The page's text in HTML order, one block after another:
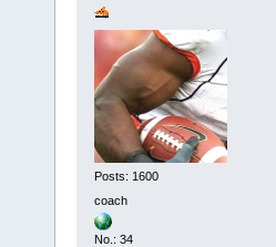
Posts: 1600
coach
No.: 34